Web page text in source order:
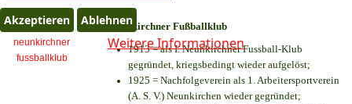
Akzeptieren Ablehnen
Weitere Informationen
I. Neunkirchner Fußballklub
1913 = als I. Neunkirchner Fussball-Klub
gegründet, kriegsbedingt wieder aufgelöst;
1925 = Nachfolgeverein als 1. Arbeitersportverein
(A. S. V.) Neunkirchen wieder gegründet;